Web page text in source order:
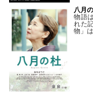
八月
物語
れた
物」